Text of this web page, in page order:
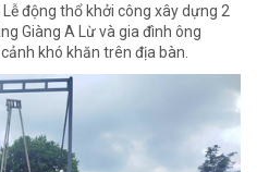
động thổ khởi công xây dựng 2
Giàng A Lừ và gia đình ông
khó khăn trên địa bàn.